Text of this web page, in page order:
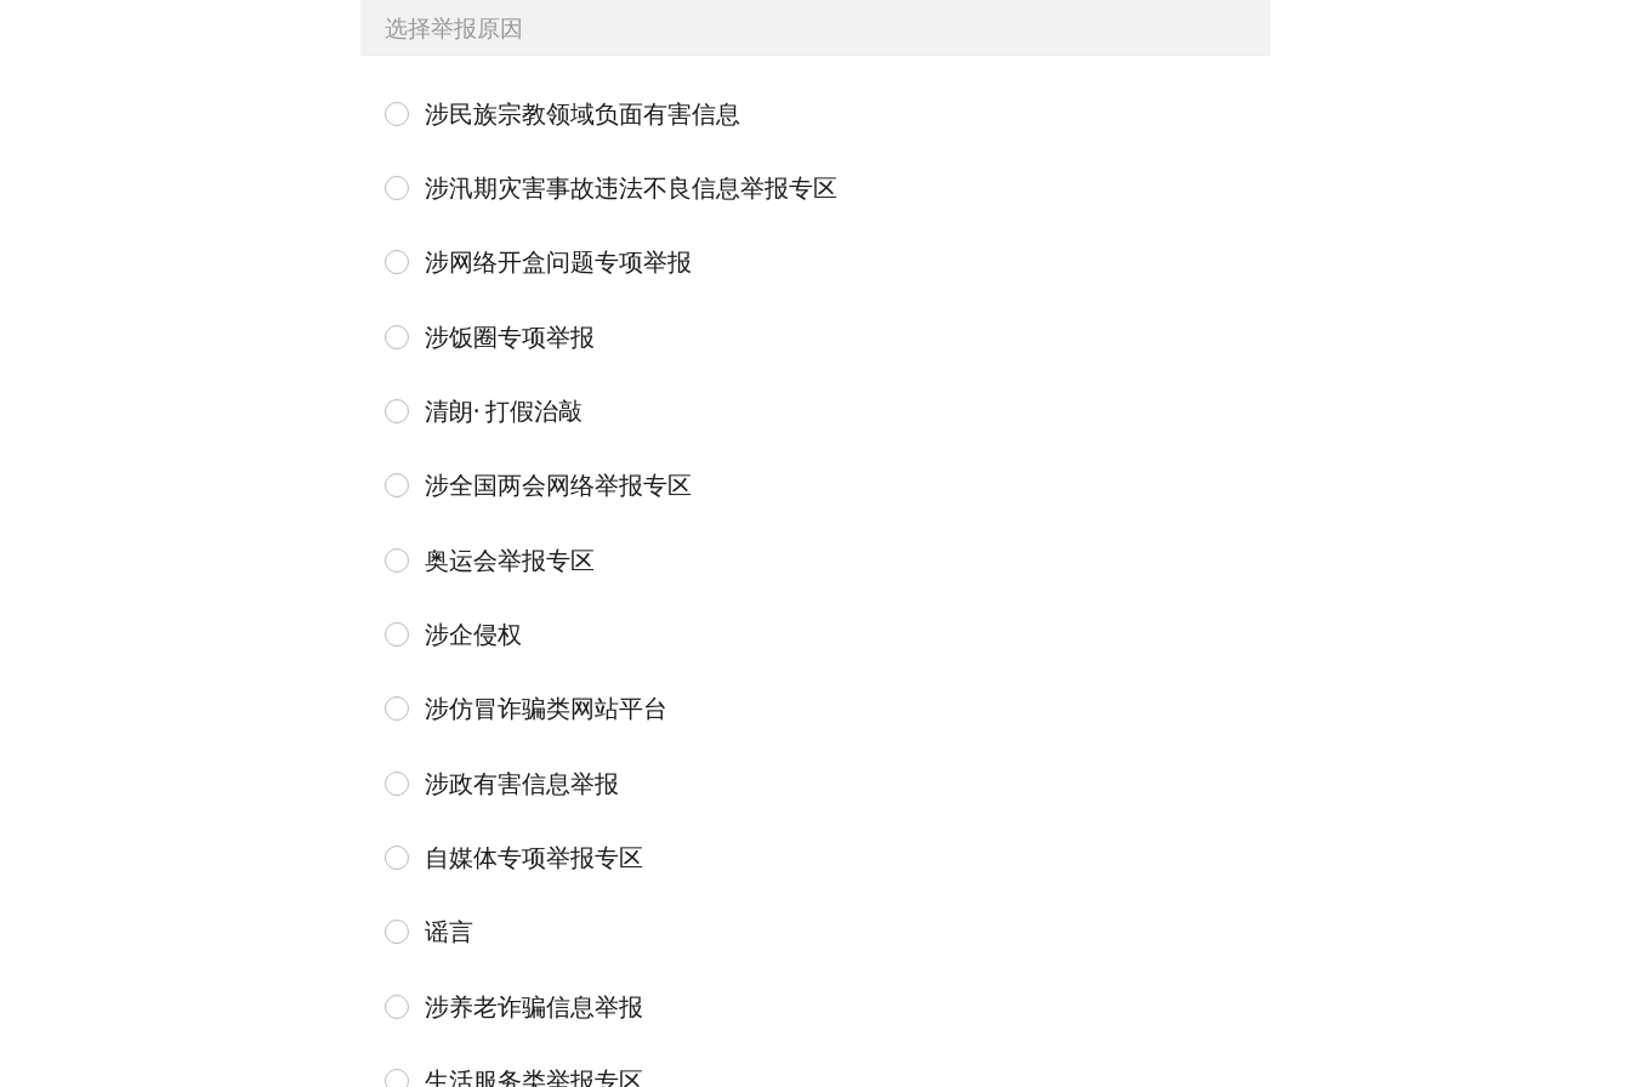
选择举报原因
涉民族宗教领域负面有害信息
涉汛期灾害事故违法不良信息举报专区
涉网络开盒问题专项举报
涉饭圈专项举报
清朗· 打假治敲
涉全国两会网络举报专区
奥运会举报专区
涉企侵权
涉仿冒诈骗类网站平台
涉政有害信息举报
自媒体专项举报专区
谣言
涉养老诈骗信息举报
生活服务类举报专区